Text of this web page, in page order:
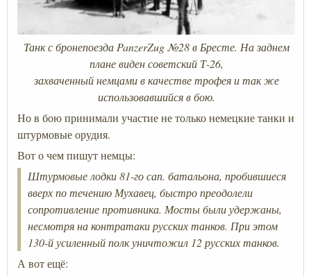
Танк с бронепоезда PanzerZug №28 в Бресте. На заднем
плане виден советский Т-26,
захваченный немцами в качестве трофея и так же
использовавшийся в бою.
Но в бою принимали участие не только немецкие танки и
штурмовые орудия.
Вот о чем пишут немцы:
Штурмовые лодки 81-го сап. батальона, пробившиеся
вверх по течению Мухавец, быстро преодолели
сопротивление противника. Мосты были удержаны,
несмотря на контратаки русских танков. При этом
130-й усиленный полк уничтожил 12 русских танков.
А вот ещё: